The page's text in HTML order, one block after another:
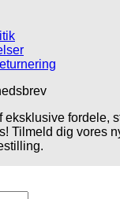
eksklusive fordele,
Tilmeld dig vores